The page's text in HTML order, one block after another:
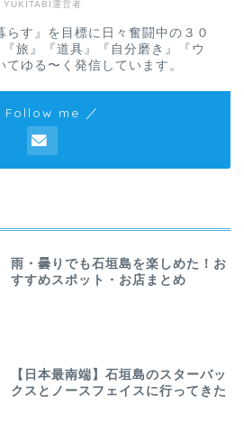
YUKITABI運営者
らす』を目標に日々奮闘中の３０
旅』『道具』『自分磨き』『ウ
てゆる〜く発信しています。
Follow me ／
雨・曇りでも石垣島を楽しめた！お
すすめスポット・お店まとめ
【日本最南端】石垣島のスターバッ
クスとノースフェイスに行ってきた